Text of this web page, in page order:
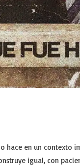
hace en un contexto
igual, con